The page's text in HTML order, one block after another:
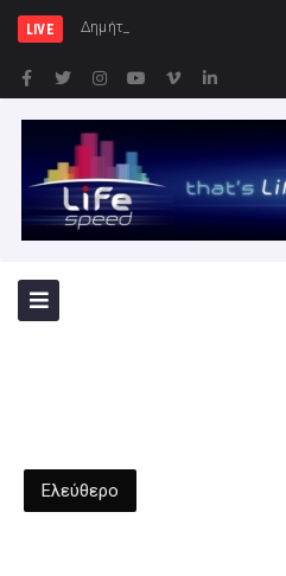
LIVE Δημήτρης Μελίδης: «Ο ΣΥΡΙΖΑ
Ελεύθερο